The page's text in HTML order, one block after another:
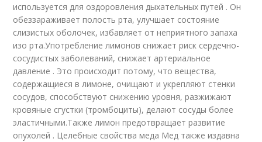
используется для оздоровления дыхательных путей . Он
обеззараживает полость рта, улучшает состояние
слизистых оболочек, избавляет от неприятного запаха
изо рта.Употребление лимонов снижает риск сердечно-
сосудистых заболеваний, снижает артериальное
давление . Это происходит потому, что вещества,
содержащиеся в лимоне, очищают и укрепляют стенки
сосудов, способствуют снижению уровня, разжижают
кровяные сгустки (тромбоциты), делают сосуды более
эластичными.Также лимон предотвращает развитие
опухолей . Целебные свойства меда Мед также издавна